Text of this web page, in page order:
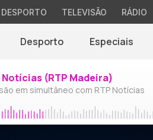
DESPORTO TELEVISÃO RÁDIO
Desporto Especiais
Notícias (RTP Madeira)
em simultâneo com RTP Notícias